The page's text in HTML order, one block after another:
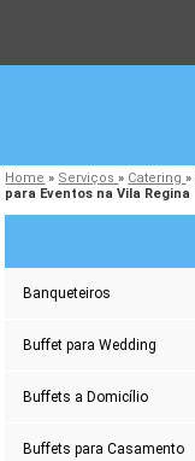
Home » Serviços» Catering»
para Eventos na Vila Regina
Banqueteiros
Buffet para Wedding
Buffets a Domicílio
Buffets para Casamento